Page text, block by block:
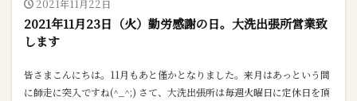
2021年11月22日
2021年11月23日（火）勤労感謝の日。大洗出張所営業致
します
皆さまこんにちは。11月もあと僅かとなりました。来月はあっという間
に師走に突入ですね(^_^;) さて、大洗出張所は毎週火曜日に定休日を頂